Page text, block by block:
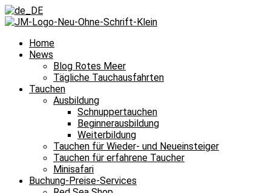
Home
News
Blog Rotes Meer
Tägliche Tauchausfahrten
Tauchen
Ausbildung
Schnuppertauchen
Beginnerausbildung
Weiterbildung
Tauchen für Wieder- und Neueinsteiger
Tauchen für erfahrene Taucher
Minisafari
Buchung-Preise-Services